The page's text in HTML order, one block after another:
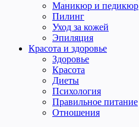
Маникюр и педикюр
Пилинг
Уход за кожей
Эпиляция
Красота и здоровье
Здоровье
Красота
Диеты
Психология
Правильное питание
Отношения